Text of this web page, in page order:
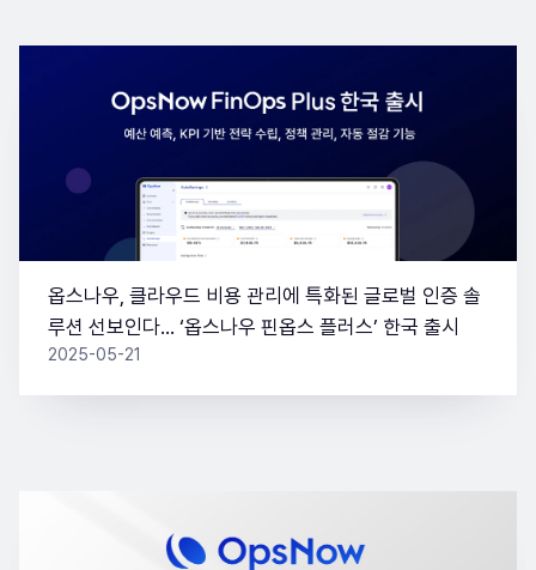
옵스나우, 클라우드 비용 관리에 특화된 글로벌 인증 솔
루션 선보인다… ‘옵스나우 핀옵스 플러스’ 한국 출시
2025-05-21